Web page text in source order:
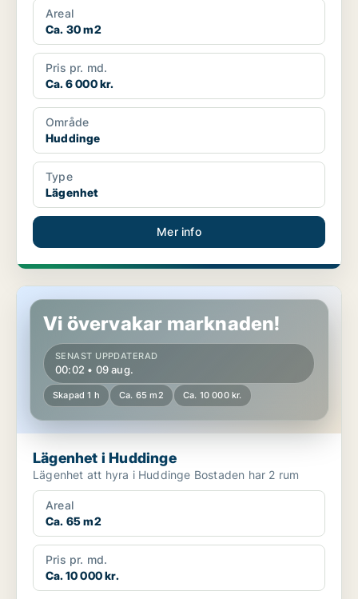
Areal
Ca. 30 m2
Pris pr. md.
Ca. 6 000 kr.
Område
Huddinge
Type
Lägenhet
Mer info
Lägenhet i Huddinge
Vi övervakar marknaden!
SENAST UPPDATERAD
00:02 • 09 aug.
Skapad 1 h Ca. 65 m2 Ca. 10 000 kr.
Lägenhet i Huddinge
Lägenhet att hyra i Huddinge Bostaden har 2 rum
Areal
Ca. 65 m2
Pris pr. md.
Ca. 10 000 kr.